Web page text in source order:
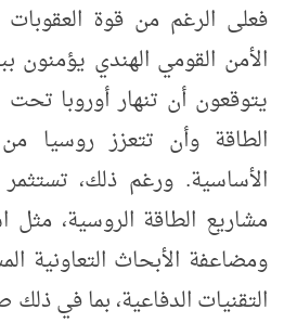
فعلى الرغم من قوة العقوبات
الأمن القومي الهندي يؤمنون
يتوقعون أن تنهار أوروبا
الطاقة وأن تتعزز روسيا
الأساسية. ورغم ذلك،
مشاريع الطاقة الروسية، مثل
ومضاعفة الأبحاث التعاونية
التقنيات الدفاعية، بما في